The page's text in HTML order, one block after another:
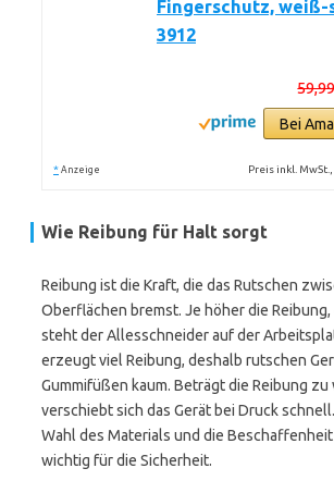
Fingerschutz, weiß-
3912
Bei
* Anzeige Preis inkl.
Wie Reibung für Halt sorgt
Reibung ist die Kraft, die das Rutschen
Oberflächen bremst. Je höher die
steht der Allesschneider auf der
erzeugt viel Reibung, deshalb rutschen
Gummifüßen kaum. Beträgt die Reibung zu
verschiebt sich das Gerät bei Druck
Wahl des Materials und die
wichtig für die Sicherheit.